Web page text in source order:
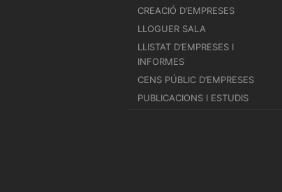
CREACIÓ D’EMPRESES
LLOGUER SALA
LLISTAT D’EMPRESES I
INFORMES
CENS PÚBLIC D’EMPRESES
PUBLICACIONS I ESTUDIS